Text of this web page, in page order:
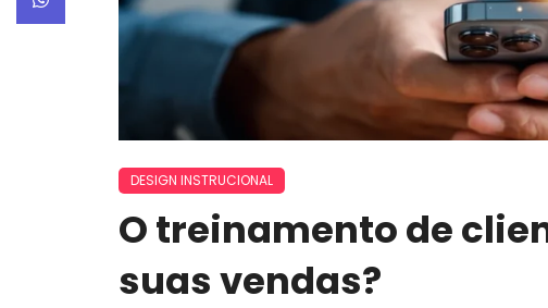
DESIGN INSTRUCIONAL
O treinamento de
suas vendas?